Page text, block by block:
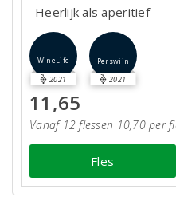
Heerlijk als aperitief
WineLife
2021
Perswijn
2021
11,65
Vanaf 12 flessen 10,70 per
Fles